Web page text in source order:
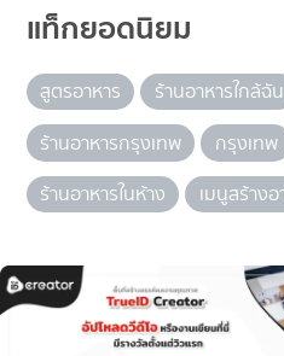
แท็กยอดนิยม
สูตรอาหาร ร้านอาหารใกล้ฉัน
ร้านอาหารกรุงเทพ
กรุงเทพ
ร้านอาหารในห้าง
เมนูสร้าง